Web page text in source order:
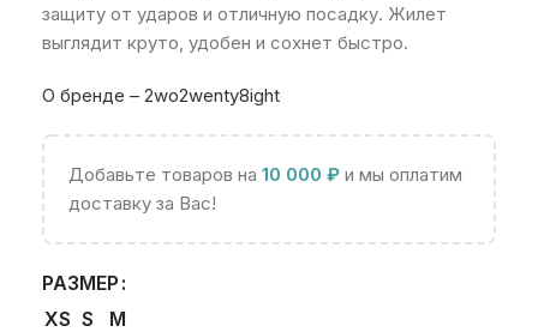
защиту от ударов и отличную посадку. Жилет
выглядит круто, удобен и сохнет быстро.
О бренде – 2wo2wenty8ight
Добавьте товаров на 10 000 ₽ и мы оплатим
доставку за Вас!
РАЗМЕР
XS S M